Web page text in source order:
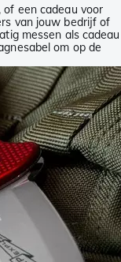
of een cadeau voor
van jouw bedrijf of
messen als cadeau
om op de